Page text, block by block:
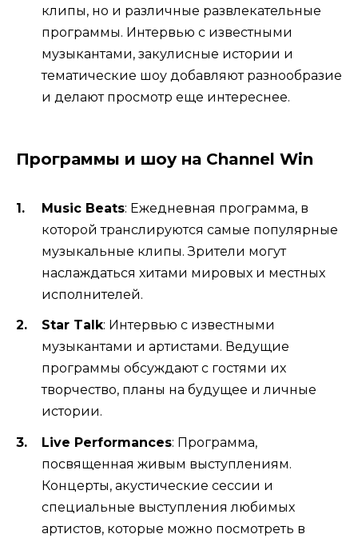
клипы, но и различные развлекательные
программы. Интервью с известными
музыкантами, закулисные истории и
тематические шоу добавляют разнообразие
и делают просмотр еще интереснее.
Программы и шоу на Channel Win
Music Beats: Ежедневная программа, в
которой транслируются самые популярные
музыкальные клипы. Зрители могут
наслаждаться хитами мировых и местных
исполнителей.
Star Talk: Интервью с известными
музыкантами и артистами. Ведущие
программы обсуждают с гостями их
творчество, планы на будущее и личные
истории.
Live Performances: Программа,
посвященная живым выступлениям.
Концерты, акустические сессии и
специальные выступления любимых
артистов, которые можно посмотреть в